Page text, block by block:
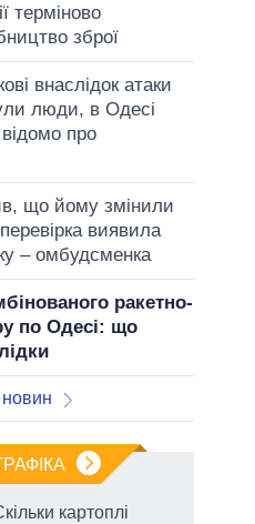
терміново
зброї
внаслідок атаки
люди, в Одесі
про
що йому змінили
виявила
– омбудсменка
ракетно-
по Одесі: що
картоплі